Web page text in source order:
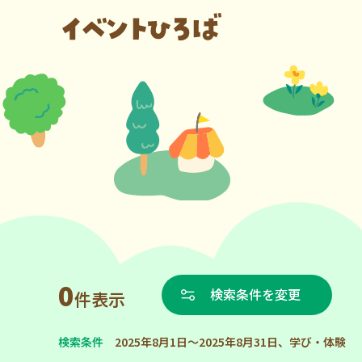
0件表示 検索条件を変更
検索条件 2025年8月1日～2025年8月31日、学び・体験